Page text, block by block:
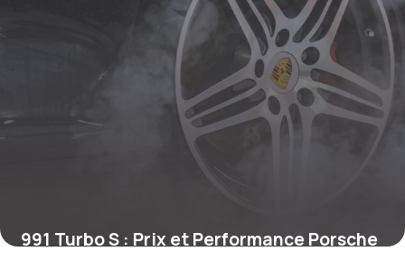
991 Turbo S : Prix et Performance Porsche